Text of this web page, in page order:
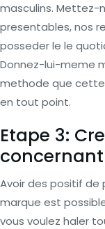
masculins. Mettez-
presentables, nos
posseder le le
Donnez-lui-meme
methode que cette
en tout point.
Etape 3:
Avoir des positif de
marque est
vous voulez haler